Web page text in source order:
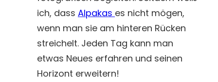
ich, dass Alpakas es nicht mögen,
wenn man sie am hinteren Rücken
streichelt. Jeden Tag kann man
etwas Neues erfahren und seinen
Horizont erweitern!